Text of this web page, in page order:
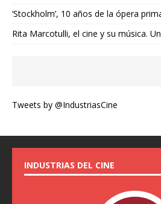
‘Stockholm’, 10 años de la ópera
Rita Marcotulli, el cine y su música.
Tweets by @IndustriasCine
INDUSTRIAS DEL CINE